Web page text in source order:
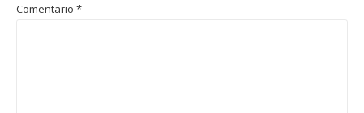
Comentario *